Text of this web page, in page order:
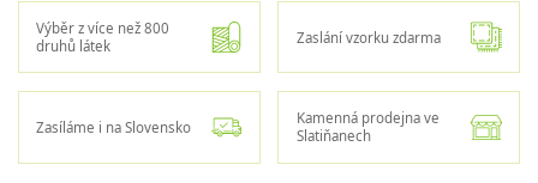
Výběr z více než 800
druhů látek
Zaslání vzorku zdarma
Zasíláme i na Slovensko
Kamenná prodejna ve
Slatiňanech